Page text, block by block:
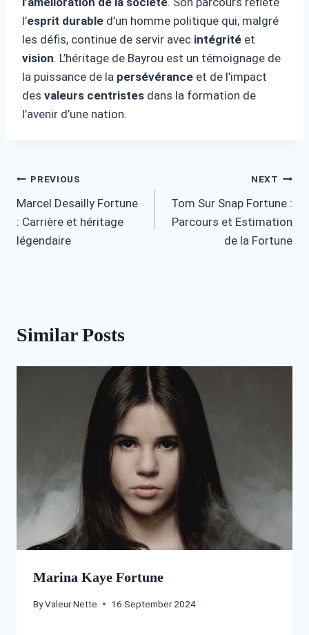
l’esprit durable d’un homme politique qui, malgré
les défis, continue de servir avec intégrité et
vision. L’héritage de Bayrou est un témoignage de
la puissance de la persévérance et de l’impact
des valeurs centristes dans la formation de
l’avenir d’une nation.
Post
navigation
PREVIOUS
Marcel Desailly Fortune
: Carrière et héritage
légendaire
NEXT
Tom Sur Snap Fortune :
Parcours et Estimation
de la Fortune
Similar Posts
Marina Kaye Fortune
ByValeur Nette 16 September 2024